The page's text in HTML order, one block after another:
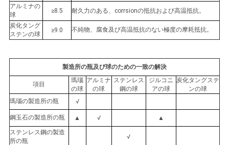
アルミナの
球
≥8.5 耐久力のある、corrsionの抵抗および高温抵抗。
炭化タング
ステンの球
≥9.0 不純物、腐食及び高温抵抗のない極度の摩耗抵抗。
製造所の瓶及び球のための一致の解決
項目
瑪瑙
の球
アルミナ
の球
ステンレス
鋼の球
ジルコニ
アの球
炭化タングステ
ンの球
瑪瑙の製造所の瓶
√
鋼玉石の製造所の瓶 ▲ √
▲
ステンレス鋼の製造
所の瓶
√